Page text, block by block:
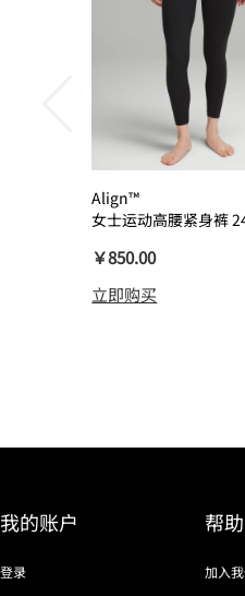
Align™
女士运动高腰紧身裤
￥850.00
立即购买
我的账户
登录
帮助
加入